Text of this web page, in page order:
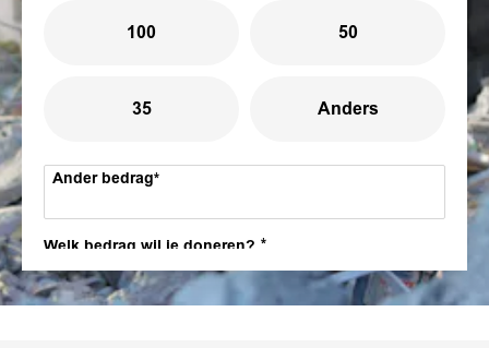
100 50
35 Anders
Ander bedrag
Welk bedrag wil je doneren?
25 15